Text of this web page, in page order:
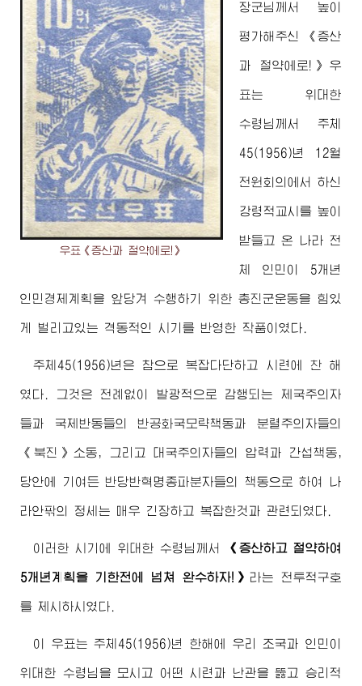
우표《증산과 절약에로!》
장군님께서 높이
평가해주신 《증산
과 절약에로!》우
표는 위대한
수령님께서 주체
45(1956)년 12월
전원회의에서 하신
강령적교시를 높이
받들고 온 나라 전
체 인민이 5개년
인민경제계획을 앞당겨 수행하기 위한 총진군운동을 힘있
게 벌리고있는 격동적인 시기를 반영한 작품이였다.
주체45(1956)년은 참으로 복잡다단하고 시련에 찬 해
였다. 그것은 전례없이 발광적으로 감행되는 제국주의자
들과 국제반동들의 반공화국모략책동과 분렬주의자들의
《북진》소동, 그리고 대국주의자들의 압력과 간섭책동,
당안에 기여든 반당반혁명종파분자들의 책동으로 하여 나
라안팎의 정세는 매우 긴장하고 복잡한것과 관련되였다.
이러한 시기에 위대한 수령님께서 《증산하고 절약하여
5개년계획을 기한전에 넘쳐 완수하자!》 라는 전투적구호
를 제시하시였다.
이 우표는 주체45(1956)년 한해에 우리 조국과 인민이
위대한 수령님 을 모시고 어떤 시련과 난관을 뚫고 승리적